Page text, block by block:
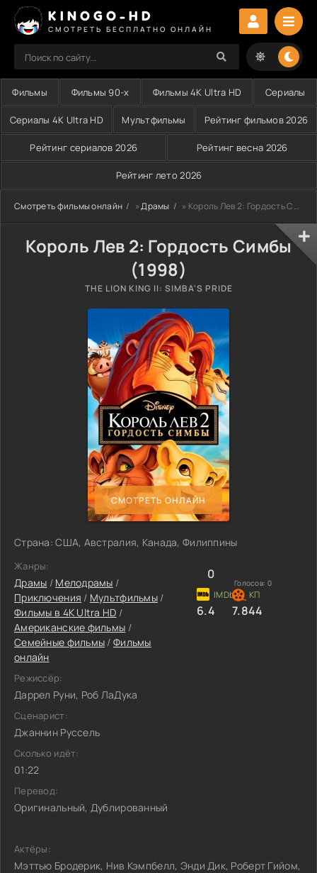
KINOGO-HD
СМОТРЕТЬ БЕСПЛАТНО ОНЛАЙН
Фильмы Фильмы 90-х Фильмы 4K Ultra HD Сериалы
Сериалы 4K Ultra HD Мультфильмы Рейтинг фильмов 2026
Рейтинг сериалов 2026 Рейтинг весна 2026
Рейтинг лето 2026
Смотреть фильмы онлайн »Драмы » Король Лев 2: Гордость Симбы (1998)
Король Лев 2: Гордость Симбы
(1998)
THE LION KING II: SIMBA'S PRIDE
СМОТРЕТЬ ОНЛАЙН
Страна: США, Австралия, Канада, Филиппины
Жанры:
Драмы / Мелодрамы /
Приключения / Мультфильмы /
Фильмы в 4K Ultra HD /
Американские фильмы /
Семейные фильмы /Фильмы
онлайн
Режиссёр:
Даррел Руни, Роб ЛаДука
Сценарист:
Джаннин Руссель
Сколько идёт:
01:22
Перевод:
Оригинальный, Дублированный
0
Голосов: 0
6.4 7.844
Актёры:
Мэттью Бродерик, Нив Кэмпбелл, Энди Дик, Роберт Гийом,